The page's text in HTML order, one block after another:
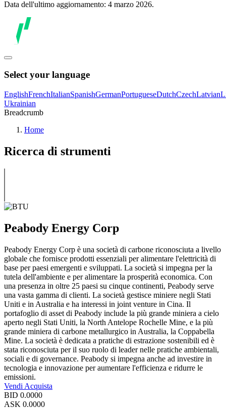
Data dell'ultimo aggiornamento: 4 marzo 2026.
Select your language
EnglishFrenchItalianSpanishGermanPortugueseDutchCzechLatvian
Ukrainian
Breadcrumb
Home
Ricerca di strumenti
Peabody Energy Corp
Peabody Energy Corp è una società di carbone riconosciuta a livello
globale che fornisce prodotti essenziali per alimentare l'elettricità di
base per paesi emergenti e sviluppati. La società si impegna per la
tutela dell'ambiente e per alimentare la prosperità economica. Con
una presenza in oltre 25 paesi su cinque continenti, Peabody serve
una vasta gamma di clienti. La società gestisce miniere negli Stati
Uniti e in Australia e ha interessi in joint venture in Cina. Il
portafoglio di asset di Peabody include la più grande miniera a cielo
aperto negli Stati Uniti, la North Antelope Rochelle Mine, e la più
grande miniera di carbone metallurgico in Australia, la Coppabella
Mine. La società è dedicata a pratiche di estrazione sostenibili ed è
stata riconosciuta per il suo ruolo di leader nelle pratiche ambientali,
sociali e di governance. Peabody si impegna anche ad investire in
tecnologia e innovazione per aumentare l'efficienza e ridurre le
emissioni.
Vendi Acquista
BID 0.0000
ASK 0.0000